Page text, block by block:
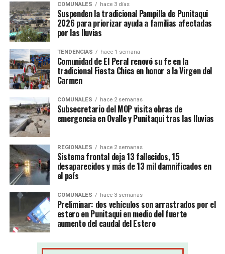
COMUNALES hace 3 días
Suspenden la tradicional Pampilla de Punitaqui
2026 para priorizar ayuda a familias afectadas
por las lluvias
TENDENCIAS hace 1 semana
Comunidad de El Peral renovó su fe en la
tradicional Fiesta Chica en honor a la Virgen del
Carmen
COMUNALES hace 2 semanas
Subsecretario del MOP visita obras de
emergencia en Ovalle y Punitaqui tras las lluvias
REGIONALES hace 2 semanas
Sistema frontal deja 13 fallecidos, 15
desaparecidos y más de 13 mil damnificados en
el país
COMUNALES hace 3 semanas
Preliminar: dos vehículos son arrastrados por el
estero en Punitaqui en medio del fuerte
aumento del caudal del Estero